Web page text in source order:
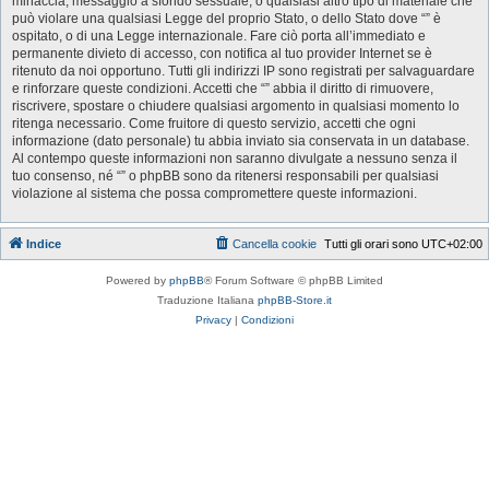
può violare una qualsiasi Legge del proprio Stato, o dello Stato dove “” è
ospitato, o di una Legge internazionale. Fare ciò porta all’immediato e
permanente divieto di accesso, con notifica al tuo provider Internet se è
ritenuto da noi opportuno. Tutti gli indirizzi IP sono registrati per salvaguardare
e rinforzare queste condizioni. Accetti che “” abbia il diritto di rimuovere,
riscrivere, spostare o chiudere qualsiasi argomento in qualsiasi momento lo
ritenga necessario. Come fruitore di questo servizio, accetti che ogni
informazione (dato personale) tu abbia inviato sia conservata in un database.
Al contempo queste informazioni non saranno divulgate a nessuno senza il
tuo consenso, né “” o phpBB sono da ritenersi responsabili per qualsiasi
violazione al sistema che possa compromettere queste informazioni.
Indice Tutti gli orari sono UTC+02:00
Cancella cookie
Powered by phpBB® Forum Software © phpBB Limited
Traduzione Italiana phpBB-Store.it
Privacy | Condizioni